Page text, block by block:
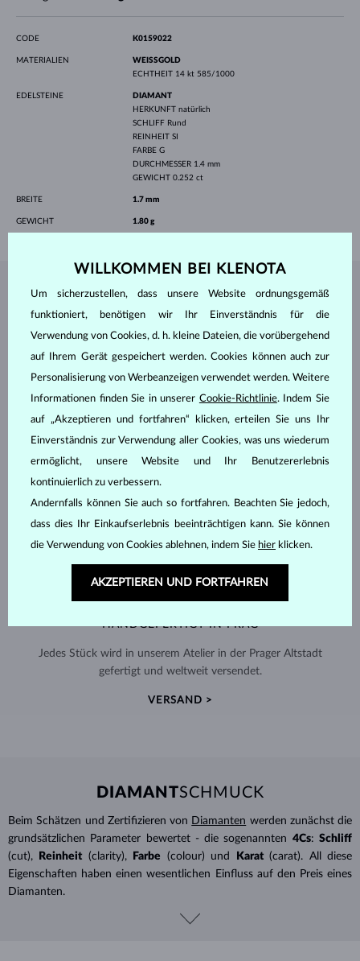
CODE K0159022
MATERIALIEN
WEISSGOLD
ECHTHEIT 14 kt 585/1000
EDELSTEINE
DIAMANT
HERKUNFT natürlich
SCHLIFF Rund
REINHEIT SI
FARBE G
DURCHMESSER 1.4 mm
GEWICHT 0.252 ct
BREITE 1.7 mm
GEWICHT 1.80 g
SCHMUCK AUS DEMKLENOTA ATELIER
HANDGEFERTIGT IN PRAG
Jedes Stück wird in unserem Atelier in der Prager Altstadt
gefertigt und weltweit versendet.
VERSAND >
DIAMANTSCHMUCK
Beim Schätzen und Zertifizieren von Diamanten werden zunächst die
grundsätzlichen Parameter bewertet - die sogenannten 4Cs: Schliff
(cut),
Reinheit (clarity), Farbe (colour) und Karat (carat). All diese
Eigenschaften haben einen wesentlichen Einfluss auf den Preis eines
Diamanten.
WILLKOMMEN BEI KLENOTA
Um sicherzustellen, dass unsere Website ordnungsgemäß
funktioniert, benötigen wir Ihr Einverständnis für die
Verwendung von Cookies, d. h. kleine Dateien, die vorübergehend
auf Ihrem Gerät gespeichert werden. Cookies können auch zur
Personalisierung von Werbeanzeigen verwendet werden. Weitere
Informationen finden Sie in unserer Cookie-Richtlinie. Indem Sie
auf „Akzeptieren und fortfahren“ klicken, erteilen Sie uns Ihr
Einverständnis zur Verwendung aller Cookies, was uns wiederum
ermöglicht, unsere Website und Ihr Benutzererlebnis
kontinuierlich zu verbessern.
Andernfalls können Sie auch so fortfahren. Beachten Sie jedoch,
dass dies Ihr Einkaufserlebnis beeinträchtigen kann. Sie können
die Verwendung von Cookies ablehnen, indem Sie hier klicken.
AKZEPTIEREN UND FORTFAHREN